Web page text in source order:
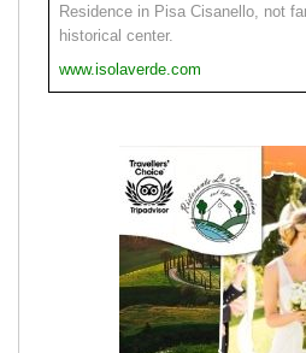
Residence in Pisa Cisanello, not
historical center.
www.isolaverde.com